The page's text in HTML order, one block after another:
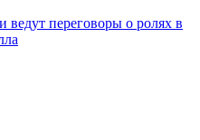
переговоры о ролях в